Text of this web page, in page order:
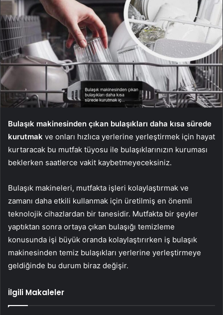
Bulaşık makinesinden çıkan bulaşıkları daha kısa sürede
kurutmak ve onları hızlıca yerlerine yerleştirmek için hayat
kurtaracak bu mutfak tüyosu ile bulaşıklarınızın kuruması
beklerken saatlerce vakit kaybetmeyeceksiniz.
Bulaşık makineleri, mutfakta işleri kolaylaştırmak ve
zamanı daha etkili kullanmak için üretilmiş en önemli
teknolojik cihazlardan bir tanesidir. Mutfakta bir şeyler
yaptıktan sonra ortaya çıkan bulaşığı temizleme
konusunda işi büyük oranda kolaylaştırırken iş bulaşık
makinesinden temiz bulaşıkları yerlerine yerleştirmeye
geldiğinde bu durum biraz değişir.
İlgili Makaleler